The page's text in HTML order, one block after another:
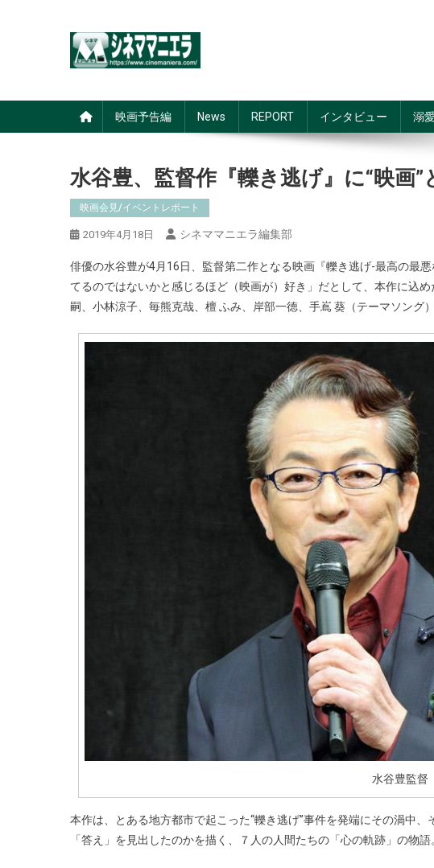
映画予告編 News REPORT インタビュー 溺
水谷豊、監督作『轢き逃げ』に“映画
映画会見/イベントレポート
2019年4月18日 シネママニエラ編集部
俳優の水谷豊が4月16日、監督第二作となる映画『轢き逃げ-最高の最
てるのではないかと感じるほど（映画が）好き」だとして、本作に込
嗣、小林涼子、毎熊克哉、檀 ふみ、岸部一徳、手嶌 葵（テーマソング）
水谷豊監督
本作は、とある地方都市で起こった“轢き逃げ”事件を発端にその渦中
「答え」を見出したのかを描く、７人の人間たちの「心の軌跡」の物語